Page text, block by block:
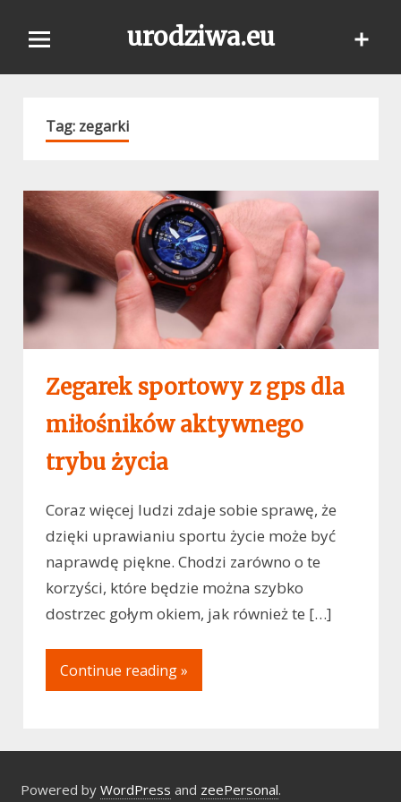
urodziwa.eu
Tag: zegarki
Zegarek sportowy z gps dla
miłośników aktywnego
trybu życia
Coraz więcej ludzi zdaje sobie sprawę, że
dzięki uprawianiu sportu życie może być
naprawdę piękne. Chodzi zarówno o te
korzyści, które będzie można szybko
dostrzec gołym okiem, jak również te […]
Continue reading »
Powered by WordPress and zeePersonal.